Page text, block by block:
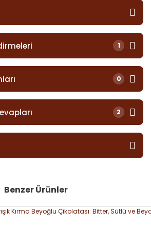
1
0
2
Benzer Ürünler